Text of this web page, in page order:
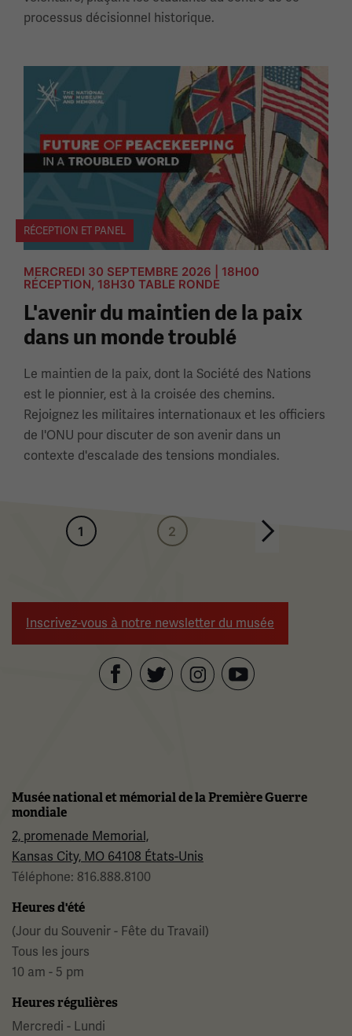
processus décisionnel historique.
RÉCEPTION ET PANEL
MERCREDI 30 SEPTEMBRE 2026 | 18H00
RÉCEPTION, 18H30 TABLE RONDE
L'avenir du maintien de la paix
dans un monde troublé
Le maintien de la paix, dont la Société des Nations
est le pionnier, est à la croisée des chemins.
Rejoignez les militaires internationaux et les officiers
de l'ONU pour discuter de son avenir dans un
contexte d'escalade des tensions mondiales.
Pagination
1
2
Page suivante
Inscrivez-vous à notre newsletter du musée
Musée national et mémorial de la Première Guerre
mondiale
2, promenade Memorial,
Kansas City, MO 64108 États-Unis
Téléphone: 816.888.8100
Heures d'été
(Jour du Souvenir - Fête du Travail)
Tous les jours
10 am - 5 pm
Heures régulières
Mercredi - Lundi